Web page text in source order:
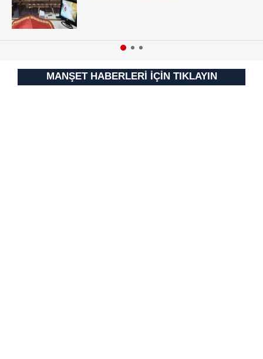
MANŞET HABERLERİ İÇİN TIKLAYIN